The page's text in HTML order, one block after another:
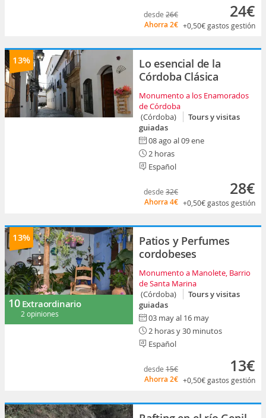
desde 26€
Ahorra 2€
24€
+0,50€gastos gestión
13%
Lo esencial de la
Córdoba Clásica
Monumento a los Enamorados
de Córdoba
(Córdoba)
Tours y visitas
guiadas
08 ago al 09 ene
2 horas
Español
desde 32€
Ahorra 4€
28€
+0,50€gastos gestión
13%
10 Extraordinario
2 opiniones
Patios y Perfumes
cordobeses
Monumento a Manolete, Barrio
de Santa Marina
(Córdoba)
Tours y visitas
guiadas
03 may al 16 may
2 horas y 30 minutos
Español
desde 15€
Ahorra 2€
13€
+0,50€gastos gestión